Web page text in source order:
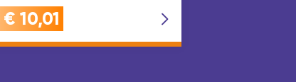
€ 10,01